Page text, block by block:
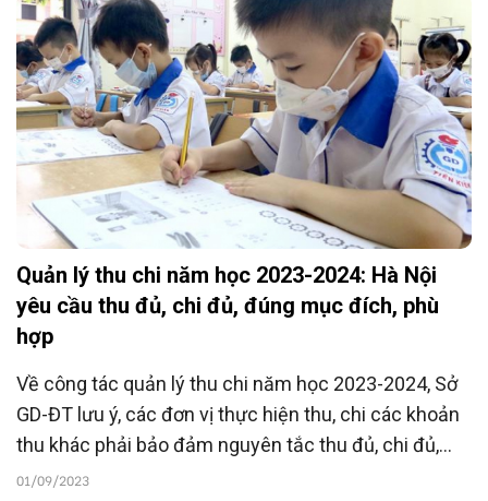
Quản lý thu chi năm học 2023-2024: Hà Nội
yêu cầu thu đủ, chi đủ, đúng mục đích, phù
hợp
Về công tác quản lý thu chi năm học 2023-2024, Sở
GD-ĐT lưu ý, các đơn vị thực hiện thu, chi các khoản
thu khác phải bảo đảm nguyên tắc thu đủ, chi đủ,
đúng mục đích, phù hợp.
01/09/2023